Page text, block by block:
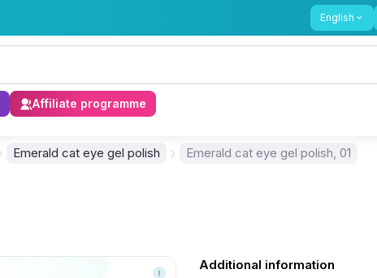
English
Affiliate programme
Emerald cat eye gel polish Emerald cat eye gel polish, 01
Additional information